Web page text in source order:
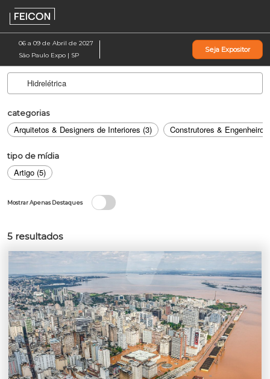
Pular
para
o
conteúdo
06 a 09 de Abril de 2027
São Paulo Expo | SP
Seja Expositor
categorias
Arquitetos & Designers de Interiores (3) Construtores &
tipo de mídia
Artigo (5)
Mostrar Apenas Destaques
5 resultados